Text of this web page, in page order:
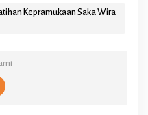
Kepramukaan Saka Wira